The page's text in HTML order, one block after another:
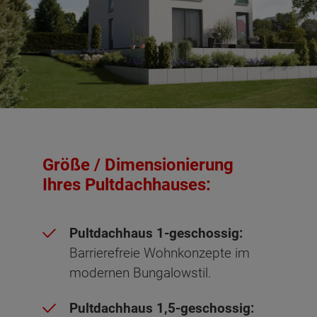
Größe / Dimensionierung
Ihres Pultdachhauses:
Pultdachhaus 1-geschossig:
Barrierefreie Wohnkonzepte im
modernen Bungalowstil.
Pultdachhaus 1,5-geschossig: